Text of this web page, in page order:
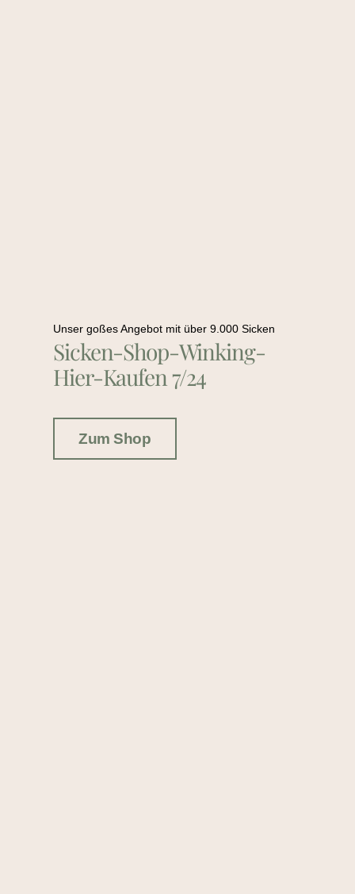
Unser goßes Angebot mit über 9.000 Sicken
Sicken-Shop-Winking-
Hier-Kaufen 7/24
Zum Shop